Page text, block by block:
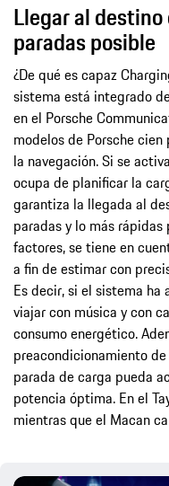
Llegar al
paradas posible
¿De qué es capaz
sistema está integrado
en el Porsche
modelos de Porsche
la navegación. Si se
ocupa de planificar la
garantiza la llegada al
paradas y lo más
factores, se tiene en
a fin de estimar con
Es decir, si el sistema
viajar con música y con
consumo energético.
preacondicionamiento
parada de carga pueda
potencia óptima. En el
mientras que el Macan